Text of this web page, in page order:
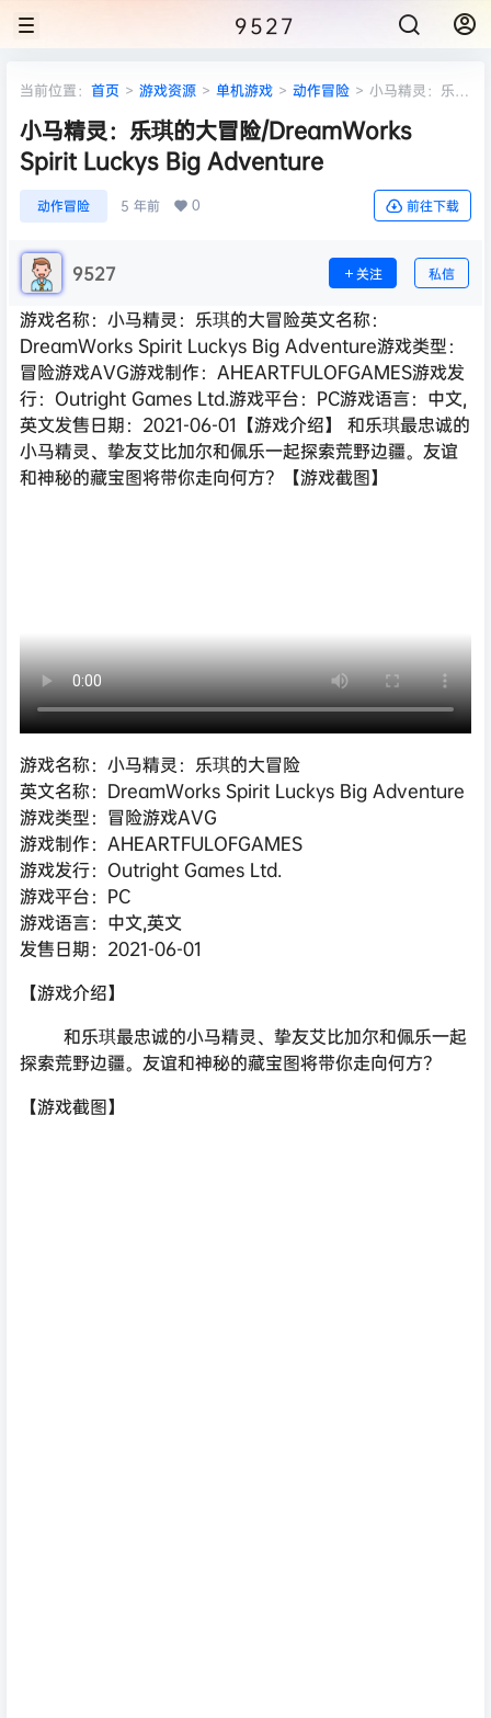
9527
当前位置： 首页 > 游戏资源 > 单机游戏 > 动作冒险 > 小马精灵：乐琪
小马精灵：乐琪的大冒险/DreamWorks
Spirit Luckys Big Adventure
动作冒险 5 年前 0 前往下载
9527 关注 私信
游戏名称：小马精灵：乐琪的大冒险英文名称：
DreamWorks Spirit Luckys Big Adventure游戏类型：
冒险游戏AVG游戏制作：AHEARTFULOFGAMES游戏发
行：Outright Games Ltd.游戏平台：PC游戏语言：中文,
英文发售日期：2021-06-01【游戏介绍】 和乐琪最忠诚的
小马精灵、挚友艾比加尔和佩乐一起探索荒野边疆。友谊
和神秘的藏宝图将带你走向何方？【游戏截图】
游戏名称：小马精灵：乐琪的大冒险
英文名称：DreamWorks Spirit Luckys Big Adventure
游戏类型：冒险游戏AVG
游戏制作：AHEARTFULOFGAMES
游戏发行：Outright Games Ltd.
游戏平台：PC
游戏语言：中文,英文
发售日期：2021-06-01
【游戏介绍】
和乐琪最忠诚的小马精灵、挚友艾比加尔和佩乐一起
探索荒野边疆。友谊和神秘的藏宝图将带你走向何方？
【游戏截图】